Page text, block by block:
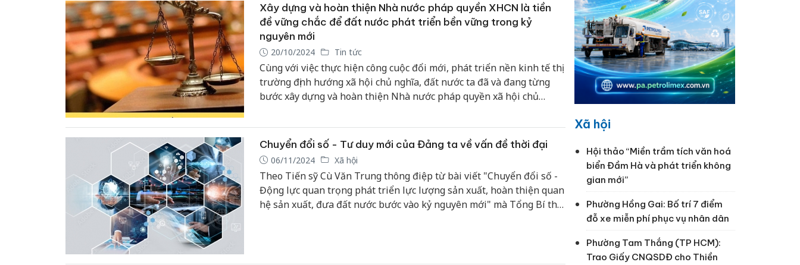
Xây dựng và hoàn thiện Nhà nước pháp quyền XHCN là tiền
đề vững chắc để đất nước phát triển bền vững trong kỷ
nguyên mới
20/10/2024 Tin tức
Cùng với việc thực hiện công cuộc đổi mới, phát triển nền kinh tế thị
trường định hướng xã hội chủ nghĩa, đất nước ta đã và đang từng
bước xây dựng và hoàn thiện Nhà nước pháp quyền xã hội chủ
của Đảng.
Chuyển đổi số - Tư duy mới của Đảng ta về vấn đề thời đại
06/11/2024 Xã hội
Theo Tiến sỹ Cù Văn Trung thông điệp từ bài viết "Chuyển đổi số -
Động lực quan trọng phát triển lực lượng sản xuất, hoàn thiện quan
hệ sản xuất, đưa đất nước bước vào kỷ nguyên mới" mà Tổng Bí thư
Xã hội
Hội thảo “Miền trầm tích văn hoá
biển Đầm Hà và phát triển không
gian mới”
Phường Hồng Gai: Bố trí 7 điểm
đỗ xe miễn phí phục vụ nhân dân
Phường Tam Thắng (TP HCM):
Trao Giấy CNQSDĐ cho Thiền